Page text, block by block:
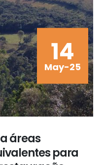
14
May-25
áreas
para